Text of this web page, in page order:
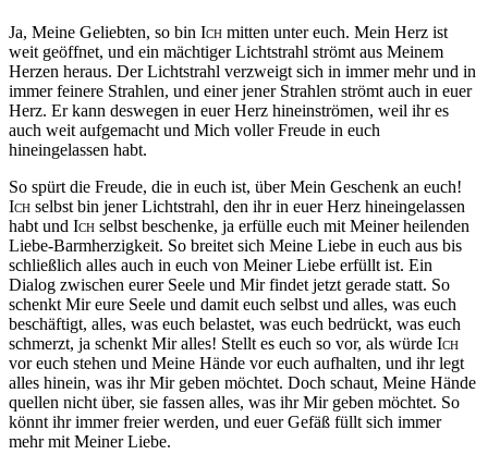
Ja, Meine Geliebten, so bin Ich mitten unter euch. Mein Herz ist
weit geöffnet, und ein mächtiger Lichtstrahl strömt aus Meinem
Herzen heraus. Der Lichtstrahl verzweigt sich in immer mehr und in
immer feinere Strahlen, und einer jener Strahlen strömt auch in euer
Herz. Er kann deswegen in euer Herz hineinströmen, weil ihr es
auch weit aufgemacht und Mich voller Freude in euch
hineingelassen habt.
So spürt die Freude, die in euch ist, über Mein Geschenk an euch!
Ich selbst bin jener Lichtstrahl, den ihr in euer Herz hineingelassen
habt und Ich selbst beschenke, ja erfülle euch mit Meiner heilenden
Liebe-Barmherzigkeit. So breitet sich Meine Liebe in euch aus bis
schließlich alles auch in euch von Meiner Liebe erfüllt ist. Ein
Dialog zwischen eurer Seele und Mir findet jetzt gerade statt. So
schenkt Mir eure Seele und damit euch selbst und alles, was euch
beschäftigt, alles, was euch belastet, was euch bedrückt, was euch
schmerzt, ja schenkt Mir alles! Stellt es euch so vor, als würde Ich
vor euch stehen und Meine Hände vor euch aufhalten, und ihr legt
alles hinein, was ihr Mir geben möchtet. Doch schaut, Meine Hände
quellen nicht über, sie fassen alles, was ihr Mir geben möchtet. So
könnt ihr immer freier werden, und euer Gefäß füllt sich immer
mehr mit Meiner Liebe.